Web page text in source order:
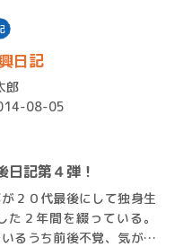
日記
郎
08-05
日記第４弾！
２０代最後にして独身生
２年間を綴っている。
るうち前後不覚、気がつ